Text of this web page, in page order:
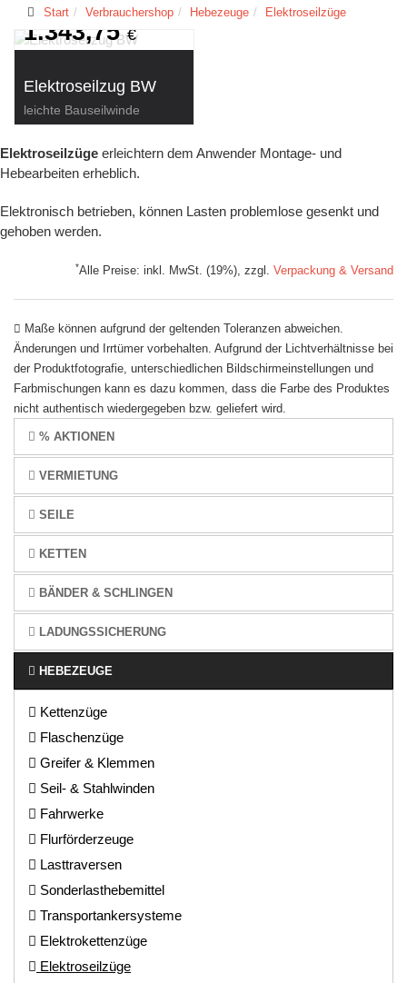
Start Verbrauchershop Hebezeuge Elektroseilzüge
1.343,75 €
Elektroseilzug BW
leichte Bauseilwinde
Elektroseilzüge erleichtern dem Anwender Montage- und
Hebearbeiten erheblich.
Elektronisch betrieben, können Lasten problemlose gesenkt und
gehoben werden.
*Alle Preise: inkl. MwSt. (19%), zzgl. Verpackung & Versand
Maße können aufgrund der geltenden Toleranzen abweichen.
Änderungen und Irrtümer vorbehalten. Aufgrund der Lichtverhältnisse bei
der Produktfotografie, unterschiedlichen Bildschirmeinstellungen und
Farbmischungen kann es dazu kommen, dass die Farbe des Produktes
nicht authentisch wiedergegeben bzw. geliefert wird.
% AKTIONEN
VERMIETUNG
SEILE
KETTEN
BÄNDER & SCHLINGEN
LADUNGSSICHERUNG
HEBEZEUGE
Kettenzüge
Flaschenzüge
Greifer & Klemmen
Seil- & Stahlwinden
Fahrwerke
Flurförderzeuge
Lasttraversen
Sonderlasthebemittel
Transportankersysteme
Elektrokettenzüge
Elektroseilzüge